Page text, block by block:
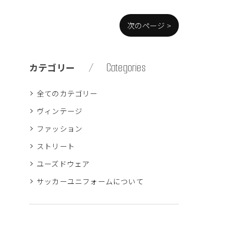
次のページ >
カテゴリー Categories
全てのカテゴリー
ヴィンテージ
ファッション
ストリート
ユーズドウェア
サッカーユニフォームについて